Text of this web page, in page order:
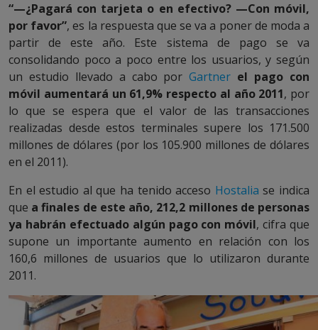
“—¿Pagará con tarjeta o en efectivo? —Con móvil,
por favor”, es la respuesta que se va a poner de moda a
partir de este año. Este sistema de pago se va
consolidando poco a poco entre los usuarios, y según
un estudio llevado a cabo porGartner el pago con
móvil aumentará un 61,9% respecto al año 2011, por
lo que se espera que el valor de las transacciones
realizadas desde estos terminales supere los 171.500
millones de dólares (por los 105.900 millones de dólares
en el 2011).
En el estudio al que ha tenido acceso Hostalia se indica
que a finales de este año, 212,2 millones de personas
ya habrán efectuado algún pago con móvil, cifra que
supone un importante aumento en relación con los
160,6 millones de usuarios que lo utilizaron durante
2011.